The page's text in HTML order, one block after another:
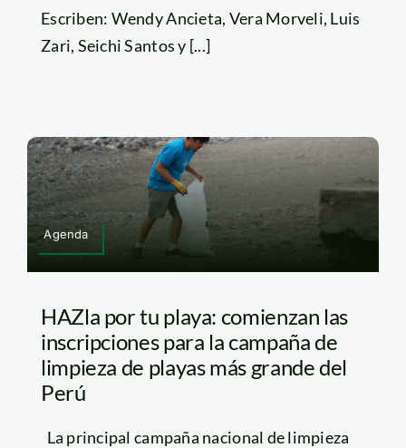
Escriben: Wendy Ancieta, Vera Morveli, Luis
Zari, Seichi Santos y [...]
Agenda
HAZla por tu playa: comienzan las
inscripciones para la campaña de
limpieza de playas más grande del
Perú
La principal campaña nacional de limpieza